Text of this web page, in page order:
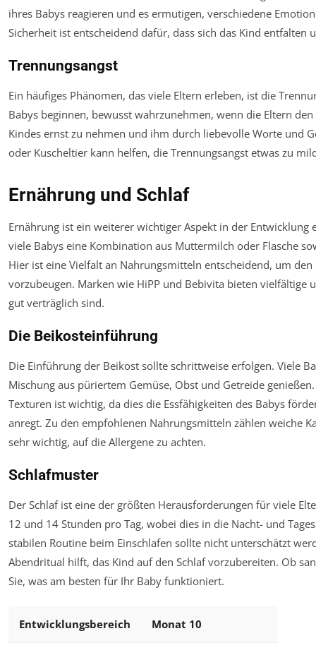
ihres Babys reagieren und es ermutigen, verschiedene
Sicherheit ist entscheidend dafür, dass sich das Kind entfalten
Trennungsangst
Ein häufiges Phänomen, das viele Eltern erleben, ist die
Babys beginnen, bewusst wahrzunehmen, wenn die Eltern
Kindes ernst zu nehmen und ihm durch liebevolle Worte und
oder Kuscheltier kann helfen, die Trennungsangst etwas zu
Ernährung und Schlaf
Ernährung ist ein weiterer wichtiger Aspekt in der Entwicklung
viele Babys eine Kombination aus Muttermilch oder Flasche
Hier ist eine Vielfalt an Nahrungsmitteln entscheidend, um
vorzubeugen. Marken wie HiPP und Bebivita bieten vielfältige
gut verträglich sind.
Die Beikosteinführung
Die Einführung der Beikost sollte schrittweise erfolgen. Viele
Mischung aus püriertem Gemüse, Obst und Getreide
Texturen ist wichtig, da dies die Essfähigkeiten des Babys
anregt. Zu den empfohlenen Nahrungsmitteln zählen weiche
sehr wichtig, auf die Allergene zu achten.
Schlafmuster
Der Schlaf ist eine der größten Herausforderungen für viele
12 und 14 Stunden pro Tag, wobei dies in die Nacht- und
stabilen Routine beim Einschlafen sollte nicht unterschätzt
Abendritual hilft, das Kind auf den Schlaf vorzubereiten. Ob
Sie, was am besten für Ihr Baby funktioniert.
Entwicklungsbereich Monat 10